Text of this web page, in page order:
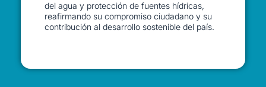
del agua y protección de fuentes hídricas,
reafirmando su compromiso ciudadano y su
contribución al desarrollo sostenible del país.